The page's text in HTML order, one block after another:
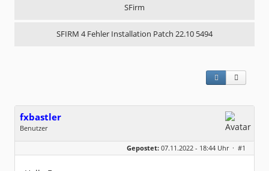
SFirm
SFIRM 4 Fehler Installation Patch 22.10 5494
fxbastler
Benutzer
Geschlecht:
keine Angabe
Dabei seit:
11 / 2022
Gepostet: 07.11.2022 - 18:44 Uhr · #1